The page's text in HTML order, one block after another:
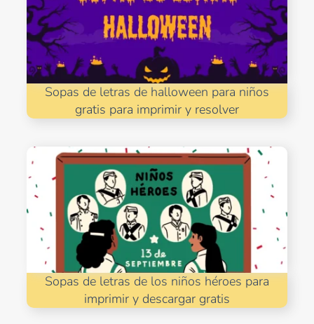
Sopas de letras de halloween para niños
gratis para imprimir y resolver
Sopas de letras de los niños héroes para
imprimir y descargar gratis